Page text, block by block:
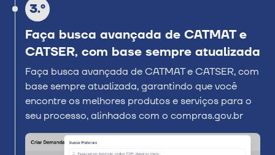
3.º
Faça busca avançada de CATMAT e
CATSER, com base sempre atualizada
Faça busca avançada de CATMAT e CATSER, com
base sempre atualizada, garantindo que você
encontre os melhores produtos e serviços para o
seu processo, alinhados com o compras.gov.br